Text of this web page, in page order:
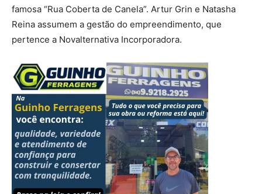
famosa “Rua Coberta de Canela”. Artur Grin e Natasha
Reina assumem a gestão do empreendimento, que
pertence a Novalternativa Incorporadora.